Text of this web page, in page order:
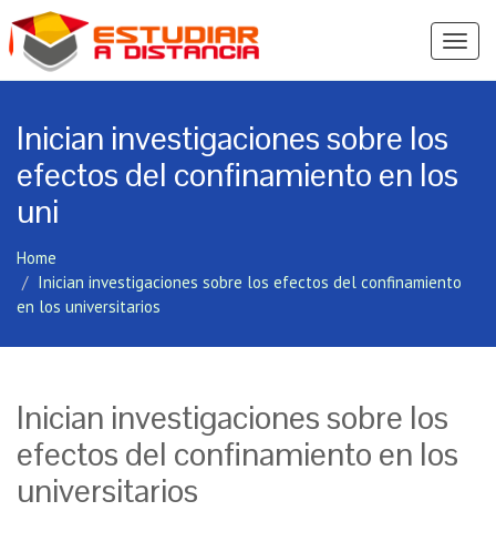
Ver
Inician investigaciones sobre los
efectos del confinamiento en los
uni
Home
Inician investigaciones sobre los efectos del confinamiento
en los universitarios
Inician investigaciones sobre los
efectos del confinamiento en los
universitarios